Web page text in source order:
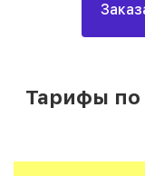
Тарифы по